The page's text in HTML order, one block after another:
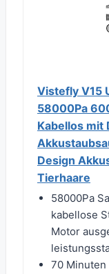
Vistefly V15
58000Pa
Kabellos mit
Design
Tierhaare
58000Pa
kabellose
Motor
70 Minuten